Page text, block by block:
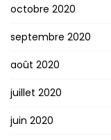
octobre 2020
septembre 2020
août 2020
juillet 2020
juin 2020